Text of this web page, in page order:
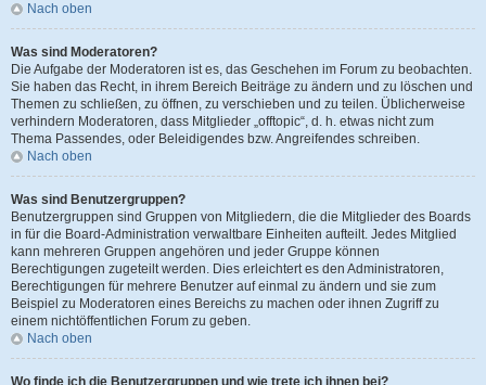
Nach oben
Was sind Moderatoren?
Die Aufgabe der Moderatoren ist es, das Geschehen im Forum zu beobachten.
Sie haben das Recht, in ihrem Bereich Beiträge zu ändern und zu löschen und
Themen zu schließen, zu öffnen, zu verschieben und zu teilen. Üblicherweise
verhindern Moderatoren, dass Mitglieder „offtopic“, d. h. etwas nicht zum
Thema Passendes, oder Beleidigendes bzw. Angreifendes schreiben.
Nach oben
Was sind Benutzergruppen?
Benutzergruppen sind Gruppen von Mitgliedern, die die Mitglieder des Boards
in für die Board-Administration verwaltbare Einheiten aufteilt. Jedes Mitglied
kann mehreren Gruppen angehören und jeder Gruppe können
Berechtigungen zugeteilt werden. Dies erleichtert es den Administratoren,
Berechtigungen für mehrere Benutzer auf einmal zu ändern und sie zum
Beispiel zu Moderatoren eines Bereichs zu machen oder ihnen Zugriff zu
einem nichtöffentlichen Forum zu geben.
Nach oben
Wo finde ich die Benutzergruppen und wie trete ich ihnen bei?